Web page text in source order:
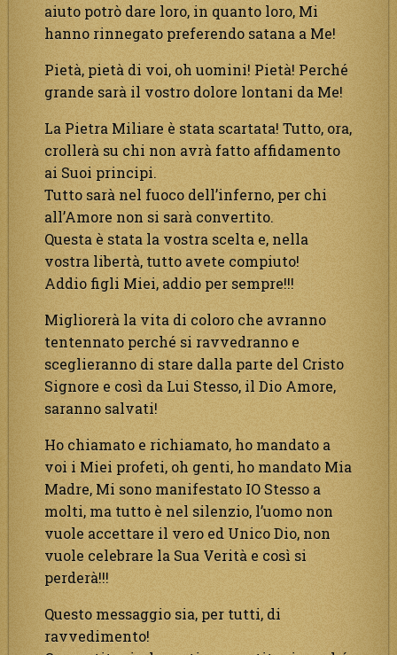
aiuto potrò dare loro, in quanto loro, Mi
hanno rinnegato preferendo satana a Me!
Pietà, pietà di voi, oh uomini! Pietà! Perché
grande sarà il vostro dolore lontani da Me!
La Pietra Miliare è stata scartata! Tutto, ora,
crollerà su chi non avrà fatto affidamento
ai Suoi principi.
Tutto sarà nel fuoco dell’inferno, per chi
all’Amore non si sarà convertito.
Questa è stata la vostra scelta e, nella
vostra libertà, tutto avete compiuto!
Addio figli Miei, addio per sempre!!!
Migliorerà la vita di coloro che avranno
tentennato perché si ravvedranno e
sceglieranno di stare dalla parte del Cristo
Signore e così da Lui Stesso, il Dio Amore,
saranno salvati!
Ho chiamato e richiamato, ho mandato a
voi i Miei profeti, oh genti, ho mandato Mia
Madre, Mi sono manifestato IO Stesso a
molti, ma tutto è nel silenzio, l’uomo non
vuole accettare il vero ed Unico Dio, non
vuole celebrare la Sua Verità e così si
perderà!!!
Questo messaggio sia, per tutti, di
ravvedimento!